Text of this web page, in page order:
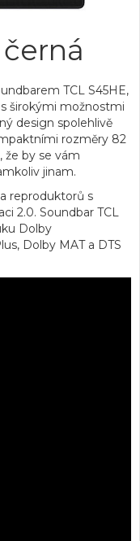
TCL S45HE,
s širokými možnostmi
design spolehlivě
rozměry 82
že by se vám
jinam.
reproduktorů s
2.0. Soundbar TCL
Dolby
, Dolby MATa DTS